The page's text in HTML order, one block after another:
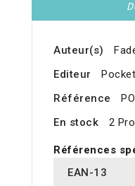
Auteur(s)
Editeur
Pocket
Référence
En stock
2
Références
EAN-13